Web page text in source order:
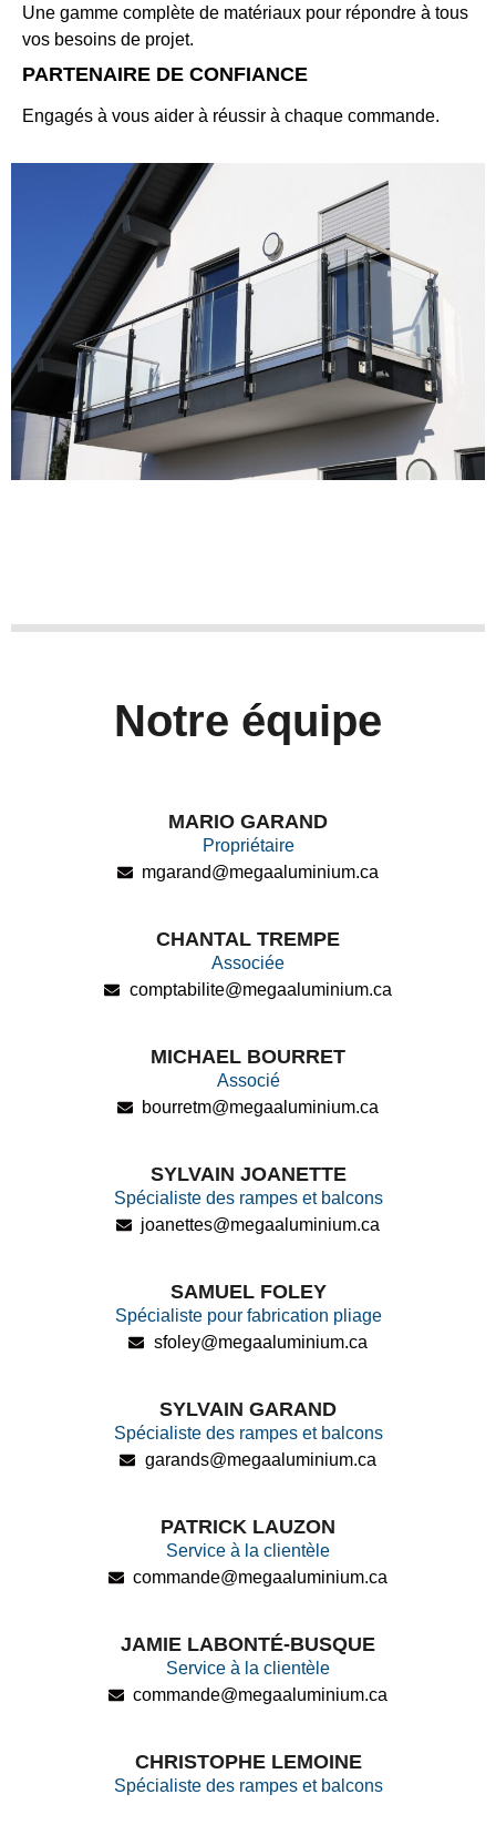
Une gamme complète de matériaux pour répondre à tous
vos besoins de projet.
PARTENAIRE DE CONFIANCE
Engagés à vous aider à réussir à chaque commande.
Notre équipe
MARIO GARAND
Propriétaire
mgarand@megaaluminium.ca
CHANTAL TREMPE
Associée
comptabilite@megaaluminium.ca
MICHAEL BOURRET
Associé
bourretm@megaaluminium.ca
SYLVAIN JOANETTE
Spécialiste des rampes et balcons
joanettes@megaaluminium.ca
SAMUEL FOLEY
Spécialiste pour fabrication pliage
sfoley@megaaluminium.ca
SYLVAIN GARAND
Spécialiste des rampes et balcons
garands@megaaluminium.ca
PATRICK LAUZON
Service à la clientèle
commande@megaaluminium.ca
JAMIE LABONTÉ-BUSQUE
Service à la clientèle
commande@megaaluminium.ca
CHRISTOPHE LEMOINE
Spécialiste des rampes et balcons